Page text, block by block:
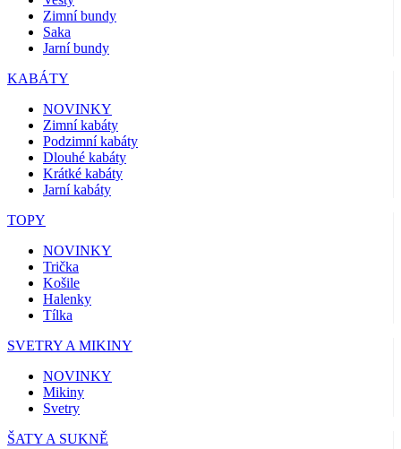
Zimní bundy
Saka
Jarní bundy
KABÁTY
NOVINKY
Zimní kabáty
Podzimní kabáty
Dlouhé kabáty
Krátké kabáty
Jarní kabáty
TOPY
NOVINKY
Trička
Košile
Halenky
Tílka
SVETRY A MIKINY
NOVINKY
Mikiny
Svetry
ŠATY A SUKNĚ